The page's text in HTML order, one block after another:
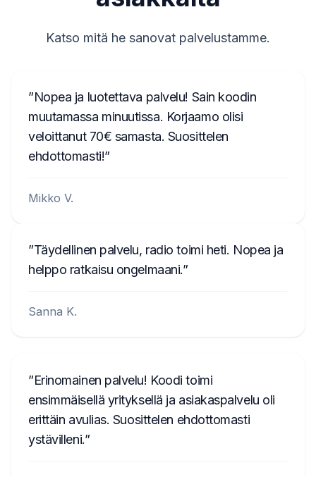
T00AM2221T0368
T19QN202213382
6802BD061074902
T0012010272666
TQN1882123EA
W629
Katso mitä he sanovat palvelustamme.
Nopea ja luotettava palvelu! Sain koodin
muutamassa minuutissa. Korjaamo olisi
veloittanut 70€ samasta. Suosittelen
ehdottomasti!
Mikko V.
Täydellinen palvelu, radio toimi heti. Nopea ja
helppo ratkaisu ongelmaani.
Sanna K.
Erinomainen palvelu! Koodi toimi
ensimmäisellä yrityksellä ja asiakaspalvelu oli
erittäin avulias. Suosittelen ehdottomasti
ystävilleni.